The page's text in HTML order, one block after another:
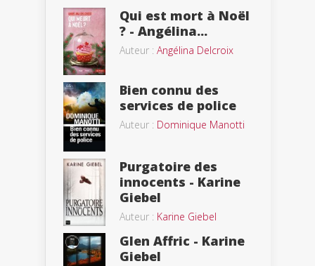
Qui est mort à Noël
? - Angélina...
Auteur : Angélina Delcroix
Bien connu des
services de police
Auteur : Dominique Manotti
Purgatoire des
innocents - Karine
Giebel
Auteur : Karine Giebel
Glen Affric - Karine
Giebel